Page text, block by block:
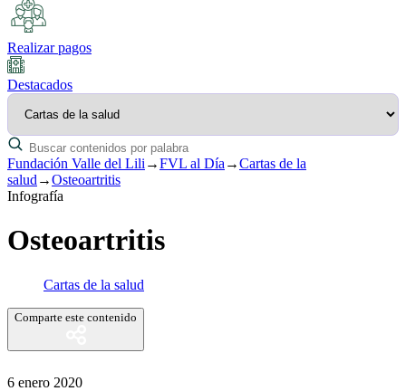
Realizar pagos
Destacados
Fundación Valle del Lili →FVL al Día →Cartas de la
salud →Osteoartritis
Infografía
Osteoartritis
Cartas de la salud
Comparte este contenido
6 enero 2020